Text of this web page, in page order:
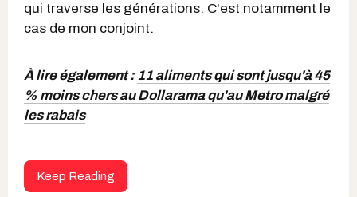
qui traverse les générations. C'est notamment le
cas de mon conjoint.
À lire également :11 aliments qui sont jusqu'à 45
% moins chers au Dollarama qu'au Metro malgré
les rabais
Keep Reading